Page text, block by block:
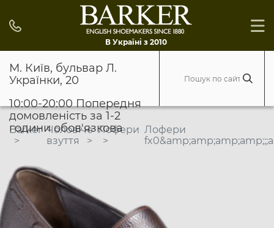
В Україні з 2010
М. Київ, бульвар Л.
Українки, 20
10:00-20:00 Попередня
домовленість за 1-2
години обов'язкова
Barker Чоловіче
взуття
Лофери Лофери